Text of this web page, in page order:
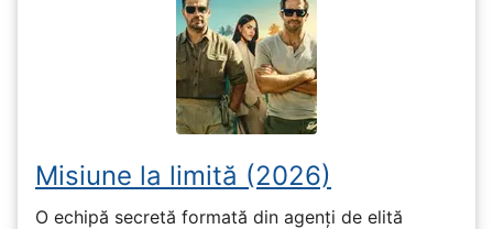
Misiune la limită (2026)
O echipă secretă formată din agenți de elită